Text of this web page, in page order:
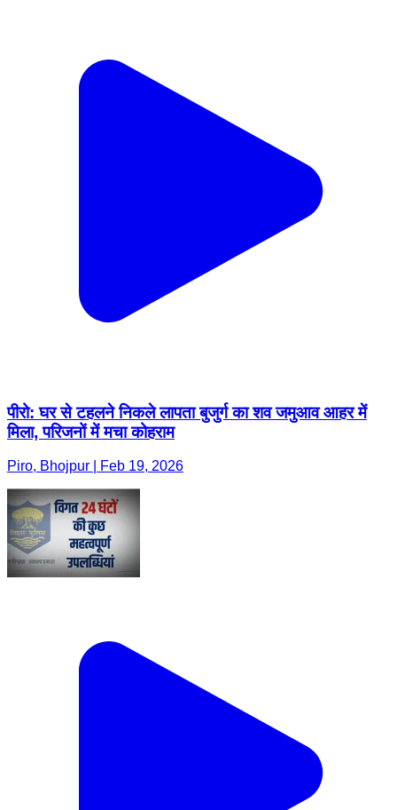
पीरो: घर से टहलने निकले लापता बुजुर्ग का शव जमुआव आहर में
मिला, परिजनों में मचा कोहराम
Piro, Bhojpur | Feb 19, 2026